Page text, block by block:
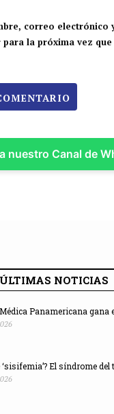
correo electrónico
la próxima vez
nuestro Canal de
ÚLTIMAS NOTICIAS
Panamericana gana
El síndrome del